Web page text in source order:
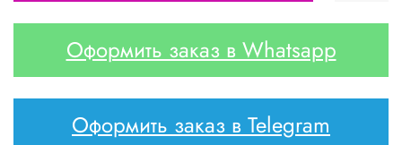
Оформить заказ в Whatsapp
Оформить заказ в Telegram